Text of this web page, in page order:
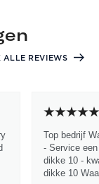
ALLE REVIEWS
Top bedrijf
- Service
dikke 10 -
dikke 10